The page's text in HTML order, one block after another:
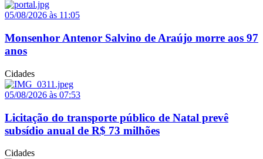
05/08/2026 às 11:05
Monsenhor Antenor Salvino de Araújo morre aos 97
anos
Cidades
05/08/2026 às 07:53
Licitação do transporte público de Natal prevê
subsídio anual de R$ 73 milhões
Cidades